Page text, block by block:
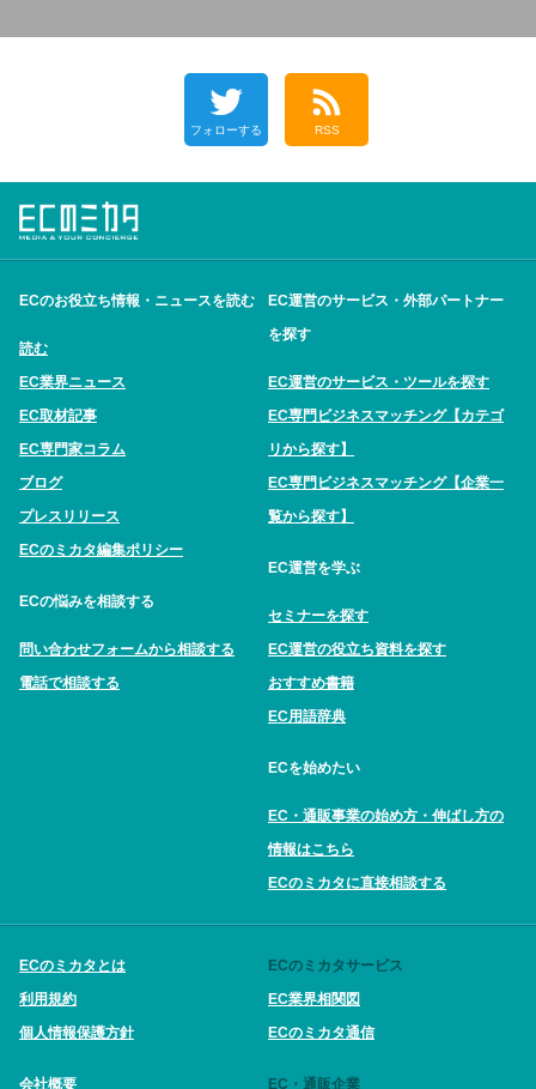
フォローする RSS
ECのお役立ち情報・ニュースを読む
読む
EC業界ニュース
EC取材記事
EC専門家コラム
ブログ
プレスリリース
ECのミカタ編集ポリシー
ECの悩みを相談する
問い合わせフォームから相談する
電話で相談する
EC運営のサービス・外部パートナー
を探す
EC運営のサービス・ツールを探す
EC専門ビジネスマッチング【カテゴ
リから探す】
EC専門ビジネスマッチング【企業一
覧から探す】
EC運営を学ぶ
セミナーを探す
EC運営の役立ち資料を探す
おすすめ書籍
EC用語辞典
ECを始めたい
EC・通販事業の始め方・伸ばし方の
情報はこちら
ECのミカタに直接相談する
ECのミカタとは
利用規約
個人情報保護方針
会社概要
ECのミカタサービス
EC業界相関図
ECのミカタ通信
EC・通販企業